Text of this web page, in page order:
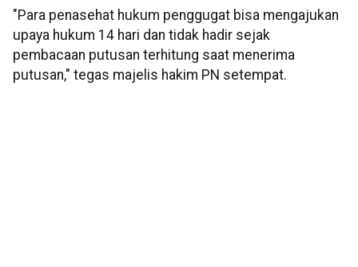
"Para penasehat hukum penggugat bisa mengajukan
upaya hukum 14 hari dan tidak hadir sejak
pembacaan putusan terhitung saat menerima
putusan," tegas majelis hakim PN setempat.